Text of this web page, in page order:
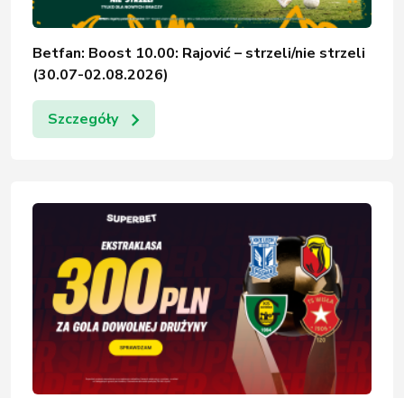
Betfan: Boost 10.00: Rajović – strzeli/nie strzeli
(30.07-02.08.2026)
Szczegóły